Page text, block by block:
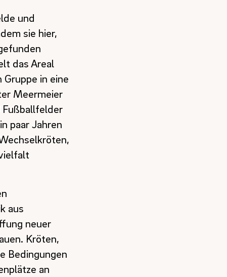
und
sie hier,
das Areal
in eine
Meermeier
paar Jahren
aus
neuer
Kröten,
Bedingungen
an